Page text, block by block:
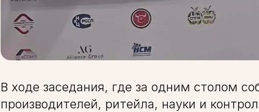
В ходе заседания, где за одним столом
производителей, ритейла, науки и